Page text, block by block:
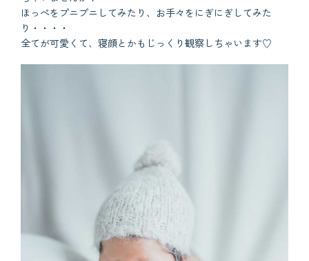
ほっぺをプニプニしてみたり、お手々をにぎにぎしてみた
り・・・・
全てが可愛くて、寝顔とかもじっくり観察しちゃいます♡